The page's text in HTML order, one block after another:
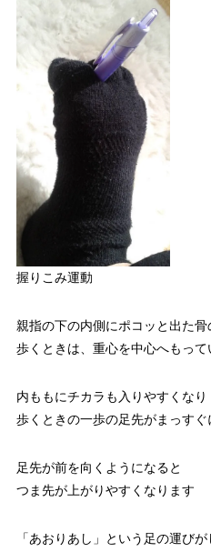
握りこみ運動
親指の下の内側にポコッと出た
歩くときは、重心を中心へもって
内ももにチカラも入りやすくなり
歩くときの一歩の足先がまっす
足先が前を向くようになると
つま先が上がりやすくなります
「あおりあし」という足の運び